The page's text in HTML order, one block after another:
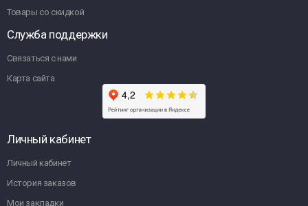
Товары со скидкой
Служба поддержки
Связаться с нами
Карта сайта
Личный кабинет
Личный кабинет
История заказов
Мои закладки